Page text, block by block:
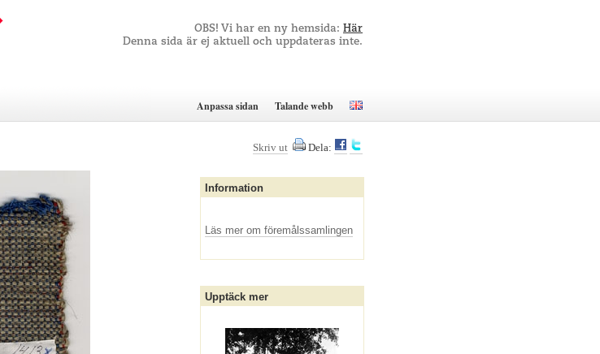
OBS! Vi har en ny hemsida: Här
Denna sida är ej aktuell och uppdateras inte.
Anpassa sidan Talande webb
Skriv ut Dela:
Information
Läs mer om föremålssamlingen
Upptäck mer